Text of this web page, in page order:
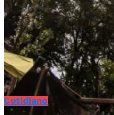
Cotidiano